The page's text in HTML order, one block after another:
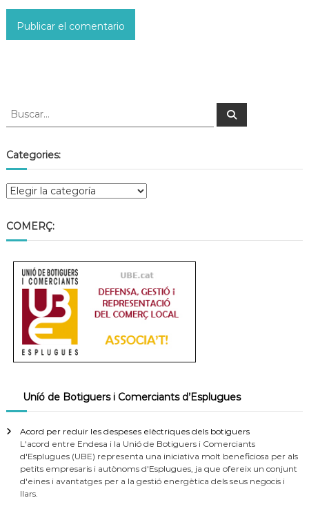
Categories:
COMERÇ:
Uníó de Botiguers i Comerciants d’Esplugues
Acord per reduir les despeses elèctriques dels botiguers
L'acord entre Endesa i la Unió de Botiguers i Comerciants
d'Esplugues (UBE) representa una iniciativa molt beneficiosa per als
petits empresaris i autònoms d'Esplugues, ja que ofereix un conjunt
d'eines i avantatges per a la gestió energètica dels seus negocis i
llars.